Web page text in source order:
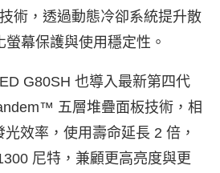
術，透過動態冷卻系統提升散
幕保護與使用穩定性。
G80SH 也導入最新第四代
五層堆疊面板技術，相
效率，使用壽命延長 2 倍，
尼特，兼顧更高亮度與更